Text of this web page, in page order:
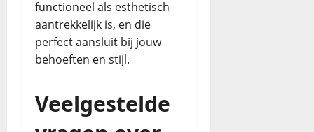
functioneel als esthetisch
aantrekkelijk is, en die
perfect aansluit bij jouw
behoeften en stijl.
Veelgestelde